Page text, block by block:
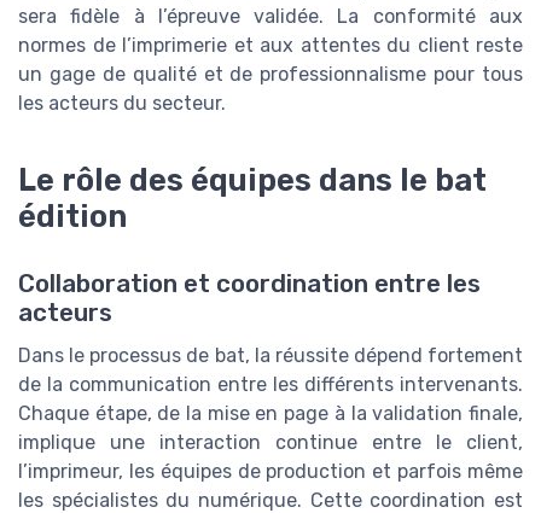
sera fidèle à l’épreuve validée. La conformité aux
normes de l’imprimerie et aux attentes du client reste
un gage de qualité et de professionnalisme pour tous
les acteurs du secteur.
Le rôle des équipes dans le bat
édition
Collaboration et coordination entre les
acteurs
Dans le processus de bat, la réussite dépend fortement
de la communication entre les différents intervenants.
Chaque étape, de la mise en page à la validation finale,
implique une interaction continue entre le client,
l’imprimeur, les équipes de production et parfois même
les spécialistes du numérique. Cette coordination est